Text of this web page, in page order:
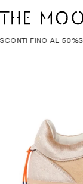
FINO AL 50%